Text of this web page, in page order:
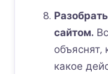
сайтом.
объяснят,
какое